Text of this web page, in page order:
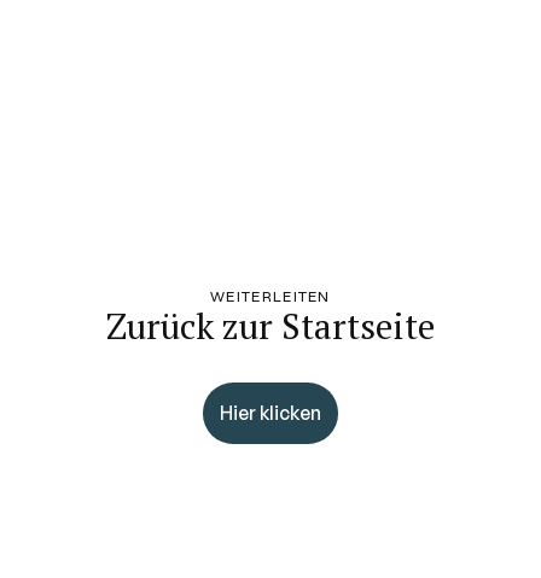
WEITERLEITEN
Zurück zur Startseite
Hier klicken